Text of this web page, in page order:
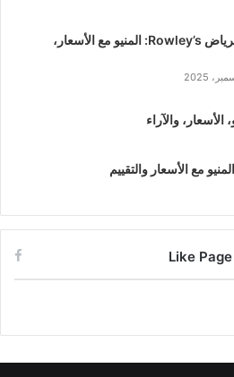
روليز الرياض Rowley’s: المنيو مع الأسعار،
والآراء
مع الأسعار والتقييم